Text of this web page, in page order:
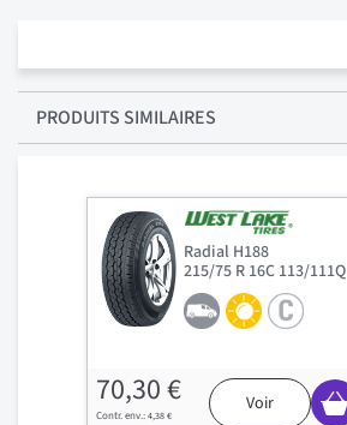
PRODUITS SIMILAIRES
Radial H188
215/75 R 16C 113/111Q
70,30 €
4,38 €
Voir